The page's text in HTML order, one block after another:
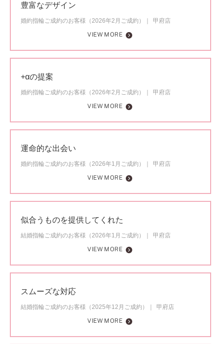
豊富なデザイン
婚約指輪ご成約のお客様（2026年2月ご成約）
甲府店
VIEW MORE
+αの提案
婚約指輪ご成約のお客様（2026年2月ご成約）
甲府店
VIEW MORE
運命的な出会い
婚約指輪ご成約のお客様（2026年1月ご成約）
甲府店
VIEW MORE
似合うものを提供してくれた
結婚指輪ご成約のお客様（2026年1月ご成約）
甲府店
VIEW MORE
スムーズな対応
結婚指輪ご成約のお客様（2025年12月ご成約）
甲府店
VIEW MORE